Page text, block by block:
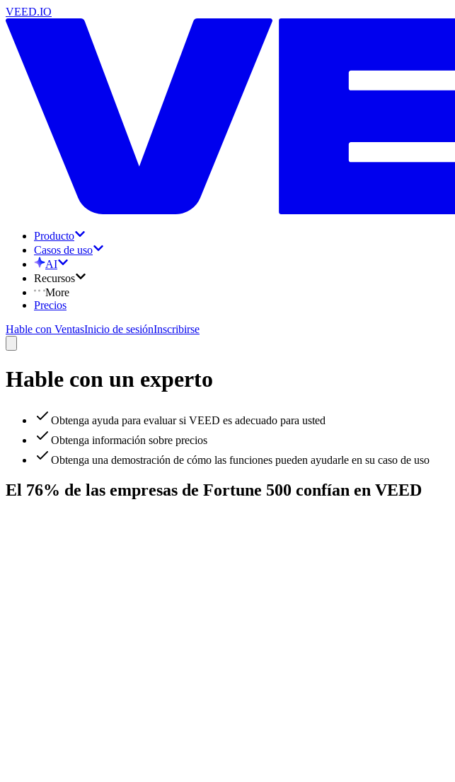
VEED.IO
Producto
Casos de uso
AI
Recursos
More
Precios
Hable con VentasInicio de sesiónInscribirse
Hable con un experto
Obtenga ayuda para evaluar si VEED es adecuado para usted
Obtenga información sobre precios
Obtenga una demostración de cómo las funciones pueden ayudarle en su caso de uso
El 76% de las empresas de Fortune 500 confían en VEED